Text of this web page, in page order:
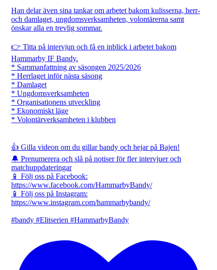
Han delar även sina tankar om arbetet bakom kulisserna, herr-
och damlaget, ungdomsverksamheten, volontärerna samt
önskar alla en trevlig sommar.
👉 Titta på intervjun och få en inblick i arbetet bakom
Hammarby IF Bandy.
* Sammanfattning av säsongen 2025/2026
* Herrlaget inför nästa säsong
* Damlaget
* Ungdomsverksamheten
* Organisationens utveckling
* Ekonomiskt läge
* Volontärverksamheten i klubben
👍 Gilla videon om du gillar bandy och hejar på Bajen!
🔔 Prenumerera och slå på notiser för fler intervjuer och
matchuppdateringar
📱 Följ oss på Facebook:
https://www.facebook.com/HammarbyBandy/
📱 Följ oss på Instagram:
https://www.instagram.com/hammarbybandy/
#bandy #Elitserien #HammarbyBandy